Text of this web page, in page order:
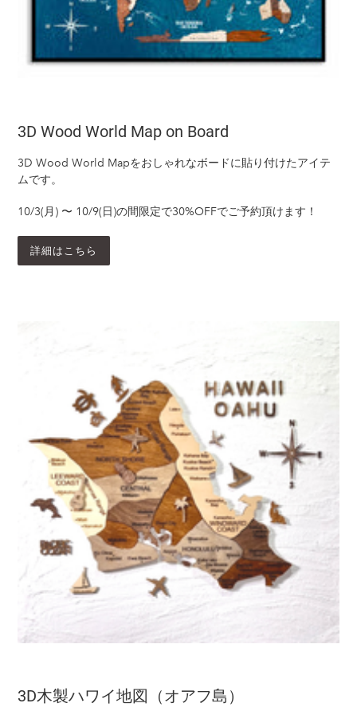
3D Wood World Map on Board
3D Wood World Mapをおしゃれなボードに貼り付けたアイテ
ムです。
10/3(月) 〜 10/9(日)の間限定で30%OFFでご予約頂けます！
詳細はこちら
3D木製ハワイ地図（オアフ島）